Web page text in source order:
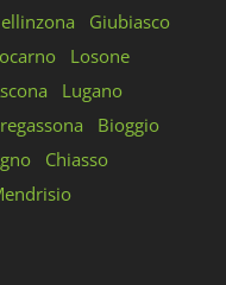
Giubiasco
Losone
Lugano
Bioggio
Chiasso